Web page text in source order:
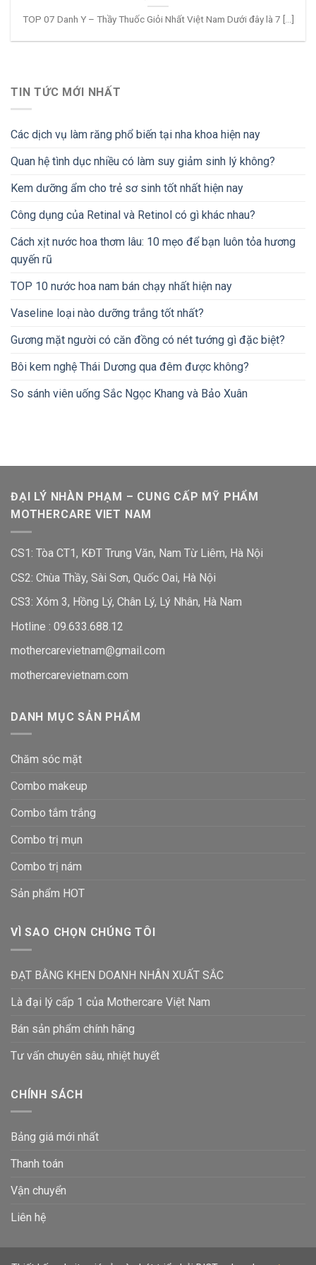
TOP 07 Danh Y – Thầy Thuốc Giỏi Nhất Việt Nam Dưới đây là 7 [...]
TIN TỨC MỚI NHẤT
Các dịch vụ làm răng phổ biến tại nha khoa hiện nay
Quan hệ tình dục nhiều có làm suy giảm sinh lý không?
Kem dưỡng ẩm cho trẻ sơ sinh tốt nhất hiện nay
Công dụng của Retinal và Retinol có gì khác nhau?
Cách xịt nước hoa thơm lâu: 10 mẹo để bạn luôn tỏa hương
quyến rũ
TOP 10 nước hoa nam bán chạy nhất hiện nay
Vaseline loại nào dưỡng trắng tốt nhất?
Gương mặt người có căn đồng có nét tướng gì đặc biệt?
Bôi kem nghệ Thái Dương qua đêm được không?
So sánh viên uống Sắc Ngọc Khang và Bảo Xuân
ĐẠI LÝ NHÀN PHẠM – CUNG CẤP MỸ PHẨM
MOTHERCARE VIET NAM
CS1: Tòa CT1, KĐT Trung Văn, Nam Từ Liêm, Hà Nội
CS2: Chùa Thầy, Sài Sơn, Quốc Oai, Hà Nội
CS3: Xóm 3, Hồng Lý, Chân Lý, Lý Nhân, Hà Nam
Hotline : 09.633.688.12
mothercarevietnam@gmail.com
mothercarevietnam.com
DANH MỤC SẢN PHẨM
Chăm sóc mặt
Combo makeup
Combo tắm trắng
Combo trị mụn
Combo trị nám
Sản phẩm HOT
VÌ SAO CHỌN CHÚNG TÔI
ĐẠT BẰNG KHEN DOANH NHÂN XUẤT SẮC
Là đại lý cấp 1 của Mothercare Việt Nam
Bán sản phẩm chính hãng
Tư vấn chuyên sâu, nhiệt huyết
CHÍNH SÁCH
Bảng giá mới nhất
Thanh toán
Vận chuyển
Liên hệ